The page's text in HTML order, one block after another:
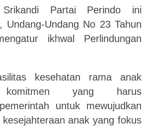
Partai Perindo ini
Undang-Undang No 23 Tahun
ikhwal Perlindungan
kesehatan rama anak
komitmen yang harus
untuk mewujudkan
anak yang fokus